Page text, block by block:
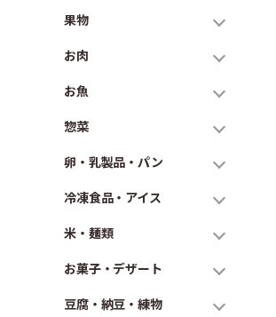
果物
お肉
お魚
惣菜
卵・乳製品・パン
冷凍食品・アイス
米・麺類
お菓子・デザート
豆腐・納豆・練物